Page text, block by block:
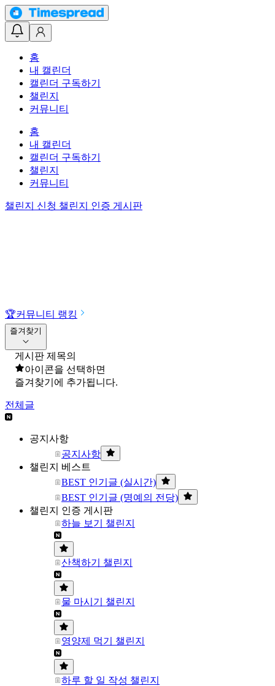
홈
내 캘린더
캘린더 구독하기
챌린지
커뮤니티
홈
내 캘린더
캘린더 구독하기
챌린지
커뮤니티
챌린지 신청 챌린지 인증 게시판
🏆커뮤니티 랭킹
즐겨찾기
게시판 제목의
아이콘을 선택하면
즐겨찾기에 추가됩니다.
전체글
공지사항
공지사항
챌린지 베스트
BEST 인기글 (실시간)
BEST 인기글 (명예의 전당)
챌린지 인증 게시판
하늘 보기 챌린지
산책하기 챌린지
물 마시기 챌린지
영양제 먹기 챌린지
하루 할 일 작성 챌린지